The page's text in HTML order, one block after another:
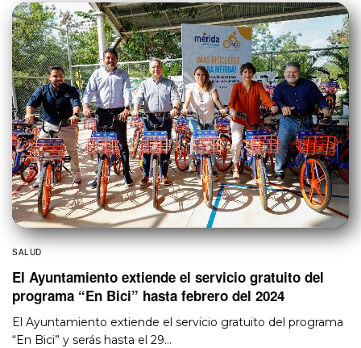
SALUD
El Ayuntamiento extiende el servicio gratuito del
programa “En Bici” hasta febrero del 2024
El Ayuntamiento extiende el servicio gratuito del programa
“En Bici” y serás hasta el 29…